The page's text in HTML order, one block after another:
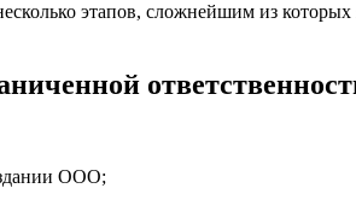
этапов, сложнейшим из которых
ООО;